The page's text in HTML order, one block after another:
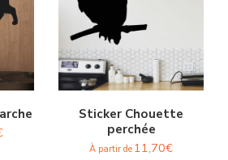
Sticker Chouette
perchée
À partir de 11,70€